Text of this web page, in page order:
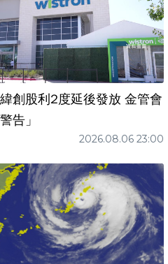
創股利2度延後發放 金管會
告」
2026.08.06 23:00